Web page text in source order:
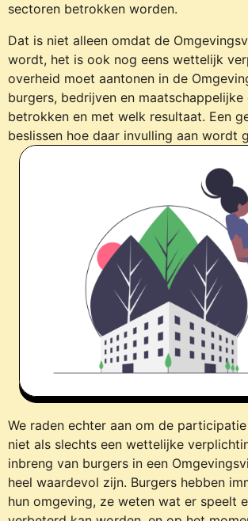
sectoren betrokken worden.
Dat is niet alleen omdat de
wordt, het is ook nog eens wettelijk
overheid moet aantonen in de
burgers, bedrijven en
betrokken en met welk resultaat. Een
beslissen hoe daar invulling aan wordt
We raden echter aan om de
niet als slechts een wettelijke
inbreng van burgers in een
heel waardevol zijn. Burgers hebben
hun omgeving, ze weten wat er speelt